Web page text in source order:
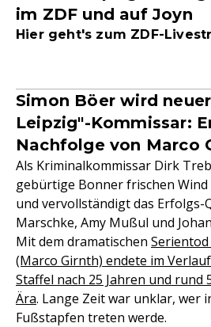
im ZDF und auf Joyn
Hier geht's zum ZDF-
Simon Böer wird neuer
Leipzig"-Kommissar:
Nachfolge von Marco
Als Kriminalkommissar Dirk
gebürtige Bonner frischen
und vervollständigt das
Marschke, Amy Mußul und
Mit dem dramatischen Serientod
(Marco Girnth) endete im
Staffel nach 25 Jahren und rund
Ära. Lange Zeit war unklar, wer
Fußstapfen treten werde.